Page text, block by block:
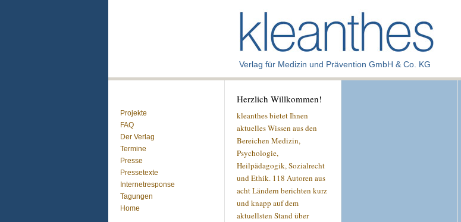
Verlag für Medizin und Prävention GmbH & Co. KG
Projekte
FAQ
Der Verlag
Termine
Presse
Pressetexte
Internetresponse
Tagungen
Home
Herzlich Willkommen!
kleanthes bietet Ihnen
aktuelles Wissen aus den
Bereichen Medizin,
Psychologie,
Heilpädagogik, Sozialrecht
und Ethik. 118 Autoren aus
acht Ländern berichten kurz
und knapp auf dem
aktuellsten Stand über